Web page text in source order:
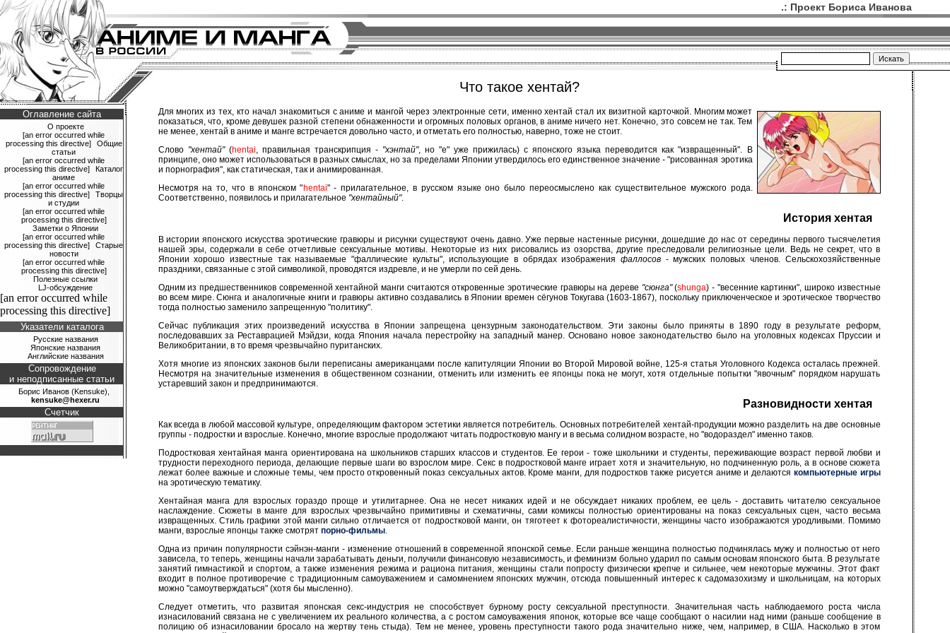
.: Проект Бориса Иванова
Что такое хентай?
Оглавление сайта
О проекте
[an error occurred while
processing this directive]
Общие
статьи
[an error occurred while
processing this directive]
Каталог
аниме
[an error occurred while
processing this directive]
Творцы
и студии
[an error occurred while
processing this directive]
Заметки о Японии
[an error occurred while
processing this directive]
Старые
новости
[an error occurred while
processing this directive]
Полезные ссылки
LJ-обсуждение
[an error occurred while
processing this directive]
Указатели каталога
Русские названия
Японские названия
Английские названия
Сопровождение
и неподписанные статьи
Борис Иванов (Kensuke),
kensuke@hexer.ru
Счетчик
Для многих из тех, кто начал знакомиться с аниме и мангой через электронные сети, именно хентай стал их визитной карточкой. Многим может
показаться, что, кроме девушек разной степени обнаженности и огромных половых органов, в аниме ничего нет. Конечно, это совсем не так. Тем
не менее, хентай в аниме и манге встречается довольно часто, и отметать его полностью, наверно, тоже не стоит.
Слово "хентай"(hentai, правильная транскрипция - "хэнтай", но "е" уже прижилась) с японского языка переводится как "извращенный". В
принципе, оно может использоваться в разных смыслах, но за пределами Японии утвердилось его единственное значение - "рисованная эротика
и порнография", как статическая, так и анимированная.
Несмотря на то, что в японском "hentai" - прилагательное, в русском языке оно было переосмыслено как существительное мужского рода.
Соответственно, появилось и прилагательное "хентайный".
История хентая
В истории японского искусства эротические гравюры и рисунки существуют очень давно. Уже первые настенные рисунки, дошедшие до нас от середины первого тысячелетия
нашей эры, содержали в себе отчетливые сексуальные мотивы. Некоторые из них рисовались из озорства, другие преследовали религиозные цели. Ведь не секрет, что в
Японии хорошо известные так называемые "фаллические культы", использующие в обрядах изображенияфаллосов - мужских половых членов. Сельскохозяйственные
праздники, связанные с этой символикой, проводятся издревле, и не умерли по сей день.
Одним из предшественников современной хентайной манги считаются откровенные эротические гравюры на дереве "сюнга"(shunga) - "весенние картинки", широко известные
во всем мире. Сюнга и аналогичные книги и гравюры активно создавались в Японии времен сёгунов Токугава (1603-1867), поскольку приключенческое и эротическое творчество
тогда полностью заменило запрещенную "политику".
Сейчас публикация этих произведений искусства в Японии запрещена цензурным законодательством. Эти законы было приняты в 1890 году в результате реформ,
последовавших за Реставрацией Мэйдзи, когда Япония начала перестройку на западный манер. Основано новое законодательство было на уголовных кодексах Пруссии и
Великобритании, в то время чрезвычайно пуританских.
Хотя многие из японских законов были переписаны американцами после капитуляции Японии во Второй Мировой войне, 125-я статья Уголовного Кодекса осталась прежней.
Несмотря на значительные изменения в общественном сознании, отменить или изменить ее японцы пока не могут, хотя отдельные попытки "явочным" порядком нарушать
устаревший закон и предпринимаются.
Разновидности хентая
Как всегда в любой массовой культуре, определяющим фактором эстетики является потребитель. Основных потребителей хентай-продукции можно разделить на две основные
группы - подростки и взрослые. Конечно, многие взрослые продолжают читать подростковую мангу и в весьма солидном возрасте, но "водораздел" именно таков.
Подростковая хентайная манга ориентирована на школьников старших классов и студентов. Ее герои - тоже школьники и студенты, переживающие возраст первой любви и
трудности переходного периода, делающие первые шаги во взрослом мире. Секс в подростковой манге играет хотя и значительную, но подчиненную роль, а в основе сюжета
лежат более важные и сложные темы, чем просто откровенный показ сексуальных актов. Кроме манги, для подростков также рисуется аниме и делаются компьютерные игры
на эротическую тематику.
Хентайная манга для взрослых гораздо проще и утилитарнее. Она не несет никаких идей и не обсуждает никаких проблем, ее цель - доставить читателю сексуальное
наслаждение. Сюжеты в манге для взрослых чрезвычайно примитивны и схематичны, сами комиксы полностью ориентированы на показ сексуальных сцен, часто весьма
извращенных. Стиль графики этой манги сильно отличается от подростковой манги, он тяготеет к фотореалистичности, женщины часто изображаются уродливыми. Помимо
манги, взрослые японцы также смотрят порно-фильмы.
Одна из причин популярности сэйнэн-манги - изменение отношений в современной японской семье. Если раньше женщина полностью подчинялась мужу и полностью от него
зависела, то теперь, женщины начали зарабатывать деньги, получили финансовую независимость, и феминизм больно ударил по самым основам японского быта. В результате
занятий гимнастикой и спортом, а также изменения режима и рациона питания, женщины стали попросту физически крепче и сильнее, чем некоторые мужчины. Этот факт
входит в полное противоречие с традиционным самоуважением и самомнением японских мужчин, отсюда повышенный интерес к садомазохизму и школьницам, на которых
можно "самоутверждаться" (хотя бы мысленно).
Следует отметить, что развитая японская секс-индустрия не способствует бурному росту сексуальной преступности. Значительная часть наблюдаемого роста числа
изнасилований связана не с увеличением их реального количества, а с ростом самоуважения японок, которые все чаще сообщают о насилии над ними (раньше сообщение в
полицию об изнасиловании бросало на жертву тень стыда). Тем не менее, уровень преступности такого рода значительно ниже, чем, например, в США. Насколько в этом